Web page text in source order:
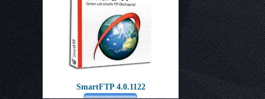
SmartFTP 4.0.1122